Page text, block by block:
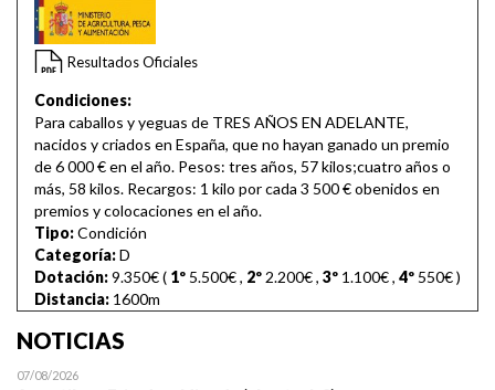
Resultados Oficiales
Condiciones:
Para caballos y yeguas de TRES AÑOS EN ADELANTE,
nacidos y criados en España, que no hayan ganado un premio
de 6 000 € en el año. Pesos: tres años, 57 kilos;cuatro años o
más, 58 kilos. Recargos: 1 kilo por cada 3 500 € obenidos en
premios y colocaciones en el año.
Tipo:Condición
Categoría:D
Dotación:9.350€ ( 1º 5.500€, 2º 2.200€, 3º 1.100€, 4º 550€)
Distancia: 1600m
NOTICIAS
07/08/2026